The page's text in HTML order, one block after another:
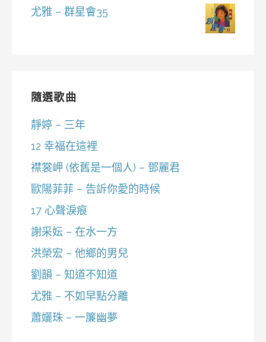
尤雅 – 群星會35
隨選歌曲
靜婷 – 三年
12 幸福在這裡
襟裳岬 (依舊是一個人) – 鄧麗君
歐陽菲菲 – 告訴你愛的時候
17 心聲淚痕
謝采妘 – 在水一方
洪榮宏 – 他鄉的男兒
劉韻 – 知道不知道
尤雅 – 不如早點分離
蕭孋珠 – 一簾幽夢